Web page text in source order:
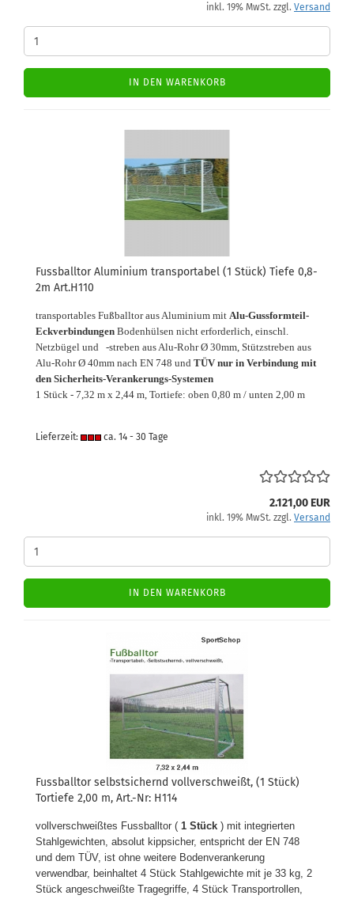
inkl. 19% MwSt. zzgl. Versand
IN DEN WARENKORB
Fussballtor Aluminium transportabel (1 Stück) Tiefe 0,8-
2m Art.H110
transportables Fußballtor aus Aluminium mit Alu-Gussformteil-
Eckverbindungen Bodenhülsen nicht erforderlich, einschl.
Netzbügel und -streben aus Alu-Rohr Ø 30mm, Stützstreben aus
Alu-Rohr Ø 40mm nach EN 748 und TÜV nur in Verbindung mit
den Sicherheits-Verankerungs-Systemen
1 Stück - 7,32 m x 2,44 m, Tortiefe: oben 0,80 m / unten 2,00 m
Lieferzeit: ca. 14 - 30 Tage
2.121,00 EUR
inkl. 19% MwSt. zzgl. Versand
IN DEN WARENKORB
Fussballtor selbstsichernd vollverschweißt, (1 Stück)
Tortiefe 2,00 m, Art.-Nr: H114
vollverschweißtes Fussballtor ( 1 Stück ) mit integrierten
Stahlgewichten, absolut kippsicher, entspricht der EN 748
und dem TÜV, ist ohne weitere Bodenverankerung
verwendbar, beinhaltet 4 Stück Stahlgewichte mit je 33 kg, 2
Stück angeschweißte Tragegriffe, 4 Stück Transportrollen,